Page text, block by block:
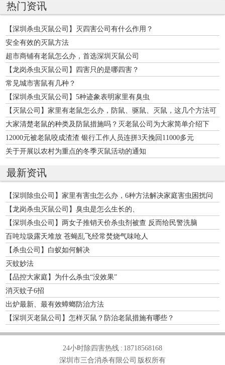
热门资讯
【深圳杀虫灭鼠公司】灭四害公司有什么作用？
安全有效的灭鼠方法
超市商铺有老鼠怎么办，首选深圳灭鼠公司
【龙岗杀虫灭鼠公司】四害只的是哪四害？
常见城市害鼠有几种？
【深圳杀虫灭鼠公司】5种迹象表明家里有臭虫
【灭鼠公司】家里有老鼠怎么办，防鼠、驱鼠、灭鼠，这几个方法可
以学一学！
大家清楚老鼠的种类及防鼠措施吗？灭老鼠公司为大家简单介绍下
12000元被老鼠咬成渣渣 银行工作人员连拼3天挽回11000多元
关于开展以农村为重点的冬季灭鼠活动的通知
最新资讯
【深圳除虫公司】家里有害虫怎么办，6种方法解决家庭害虫困扰问
题！
【龙岗杀虫灭鼠公司】臭虫是怎么生长的、
【深圳杀虫公司】两女子推销天价杀虫剂被查 反而给民警洗脑
百吨垃圾露天堆放 苍蝇乱飞经常焚烧气味呛人
【杀虫公司】白蚁如何解决
灭蚊妙法
【品控大家庭】为什么杀虫“没效果”
消灭蚊子6招
出炉最新、最有效蟑螂防治方法
【深圳灭老鼠公司】怎样灭鼠？防治老鼠措施有哪些？
24小时除四害热线 : 18718568168
深圳市三合消杀有限公司 版权所有